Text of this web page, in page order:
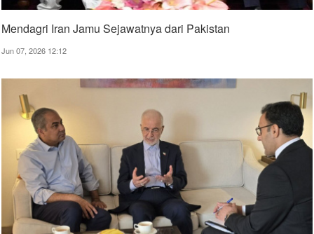
Mendagri Iran Jamu Sejawatnya dari Pakistan
Jun 07, 2026 12:12